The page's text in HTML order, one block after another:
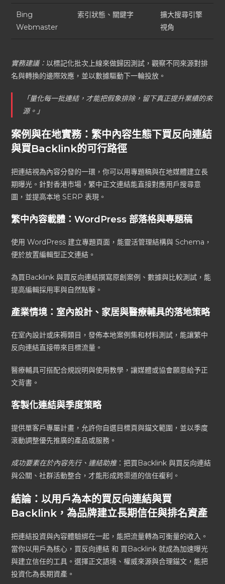
Bing
Webmaster
索引狀態、關鍵字
擴大搜尋引擎
視角
實務建議：以標記化批次上線來做歸因測試，觀察不同來源對排
名與轉換的邊際效應，並以數據驅動下一輪投放。
「量化每一批連結，才能把假象排除，留下真正提升業績的來
源。」
案例與在地實務：繁中內容生態下買反向連結
與買Backlink的可行路徑
把連結視為內容分發的一環，你可以用專題稿與在地媒體建立長
期曝光。針對香港市場，繁中正文連結能直接對應用戶搜尋意
圖，並提高本地 SERP 表現。
繁中內容載體：WordPress 部落格與專題稿
使用 WordPress 建立專題頁面，能靈活管理結構與 Schema，
便於放置編輯型正文連結。
為買Backlink 與買反向連結撰寫原創案例、數據與比較測試，能
提高編輯採用率與自然點擊。
產業情境：室內設計、家居與醫療輔具的落地策略
在室內設計或床褥類目，發佈本地案例集和材料測試，能讓繁中
反向連結直接帶來目標流量。
醫療輔具可搭配合規說明與使用教學，讓媒體或協會願意給予正
文背書。
客製化連結與季度策略
提供單客戶專屬計畫，允許你自選目標頁與錨文範圍，並以季度
滾動調整優先推廣的產品或服務。
成功要素在於內容先行、連結助推：把買Backlink 與買反向連結
與公關、社群活動整合，才能形成跨渠道的信任複利。
結論：以用戶為本的買反向連結與買
Backlink，為品牌建立長期信任與排名資產
把連結投資與內容體驗綁在一起，能把流量轉為可衡量的收入。
當你以用戶為核心，買反向連結 和 買Backlink 就成為加速曝光
與建立信任的工具。選擇正文語境、權威來源與合理錨文，能把
投資化為長期資產。